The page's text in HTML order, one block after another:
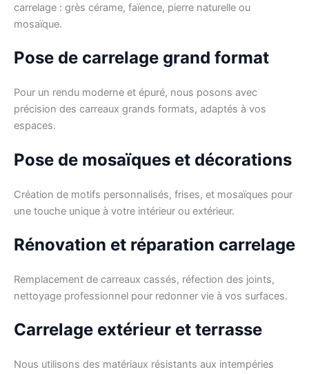
carrelage : grès cérame, faïence, pierre naturelle ou
mosaïque.
Pose de carrelage grand format
Pour un rendu moderne et épuré, nous posons avec
précision des carreaux grands formats, adaptés à vos
espaces.
Pose de mosaïques et décorations
Création de motifs personnalisés, frises, et mosaïques pour
une touche unique à votre intérieur ou extérieur.
Rénovation et réparation carrelage
Remplacement de carreaux cassés, réfection des joints,
nettoyage professionnel pour redonner vie à vos surfaces.
Carrelage extérieur et terrasse
Nous utilisons des matériaux résistants aux intempéries